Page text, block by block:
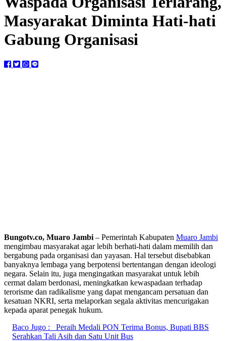
Masyarakat Diminta Hati-hati
Gabung Organisasi
Bungotv.co, Muaro Jambi – Pemerintah Kabupaten Muaro Jambi
mengimbau masyarakat agar lebih berhati-hati dalam memilih dan
bergabung pada organisasi dan yayasan. Hal tersebut disebabkan
banyaknya lembaga yang berpotensi bertentangan dengan ideologi
negara. Selain itu, juga mengingatkan masyarakat untuk lebih
cermat dalam berdonasi, meningkatkan kewaspadaan terhadap
terorisme dan radikalisme yang dapat mengancam persatuan dan
kesatuan NKRI, serta melaporkan segala aktivitas mencurigakan
kepada aparat penegak hukum.
Baco Jugo :
Peraih Medali PON Terima Bonus, Bupati BBS
Serahkan Tali Asih dan Satu Unit Bus